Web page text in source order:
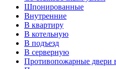
Шпонированные
Внутренние
В квартиру
В котельную
В подъезд
В серверную
Противопожарные двери